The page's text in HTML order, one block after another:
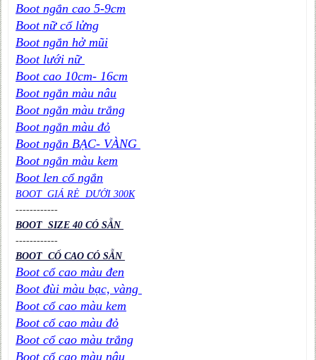
Boot ngắn cao 5-9cm
Boot nữ cổ lửng
Boot ngắn hở mũi
Boot lưới nữ
Boot cao 10cm- 16cm
Boot ngắn màu nâu
Boot ngắn màu trắng
Boot ngắn màu đỏ
Boot ngắn BẠC- VÀNG
Boot ngắn màu kem
Boot len cổ ngắn
BOOT GIÁ RẺ DƯỚI 300K
------------
BOOT SIZE 40 CÓ SẴN
------------
BOOT CỔ CAO CÓ SẴN
Boot cổ cao màu đen
Boot đùi màu bạc, vàng
Boot cổ cao màu kem
Boot cổ cao màu đỏ
Boot cổ cao màu trắng
Boot cổ cao màu nâu